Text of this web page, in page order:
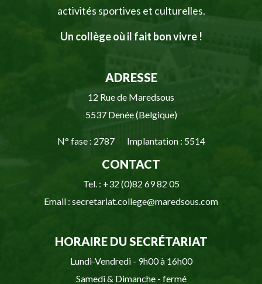
activités sportives et culturelles.
Un collège où il fait bon vivre !
ADRESSE
12 Rue de Maredsous
5537 Denée (Belgique)
N° fase : 2787 Implantation : 5514
CONTACT
Tel. : +32 (0)82 69 82 05
Email : secretariat.college@maredsous.com
HORAIRE DU SECRÉTARIAT
Lundi-Vendredi - 9h00 à 16h00
Samedi & Dimanche - fermé